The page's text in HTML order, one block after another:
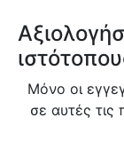
Μόνο οι
σε αυτές τις